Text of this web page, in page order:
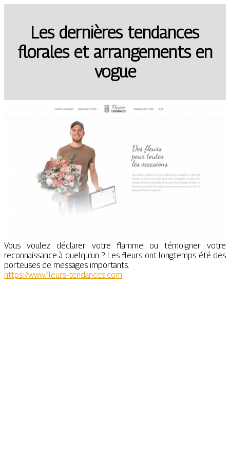
Les dernières tendances
florales et arrangements en
vogue
Vous voulez déclarer votre flamme ou témoigner votre
reconnaissance à quelqu'un ? Les fleurs ont longtemps été des
porteuses de messages importants.
https://www.fleurs-tendances.com